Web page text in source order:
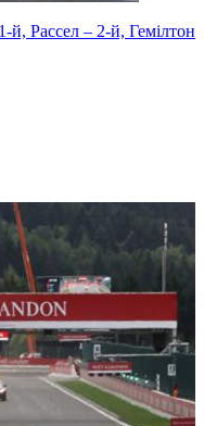
й, Рассел – 2-й, Гемілтон